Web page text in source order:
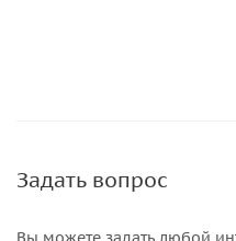
Задать вопрос